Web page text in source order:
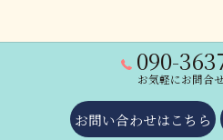
090-
お気軽にお問合
お問い合わせはこちら